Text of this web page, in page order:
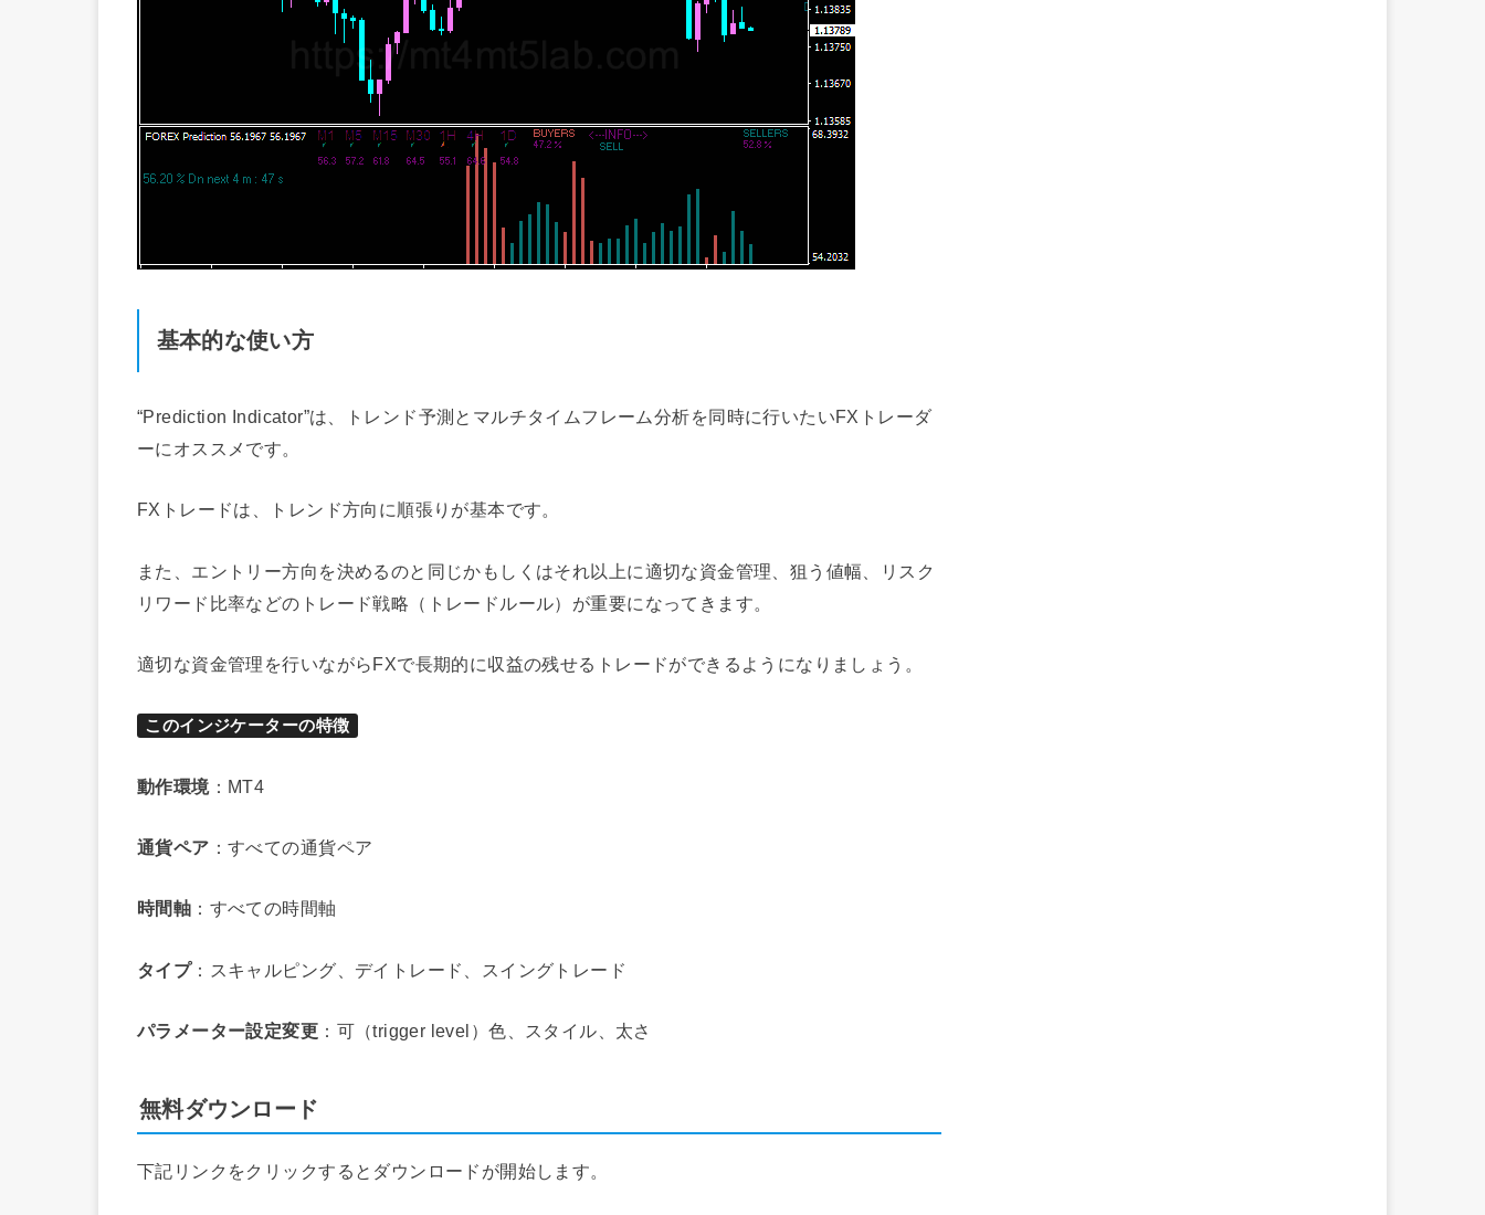
基本的な使い方
“Prediction Indicator”は、トレンド予測とマルチタイムフレーム分析を同時に行いたいFXトレーダ
ーにオススメです。
FXトレードは、トレンド方向に順張りが基本です。
また、エントリー方向を決めるのと同じかもしくはそれ以上に適切な資金管理、狙う値幅、リスク
リワード比率などのトレード戦略（トレードルール）が重要になってきます。
適切な資金管理を行いながらFXで長期的に収益の残せるトレードができるようになりましょう。
このインジケーターの特徴
動作環境：MT4
通貨ペア ：すべての通貨ペア
時間軸 ：すべての時間軸
タイプ：スキャルピング、デイトレード、スイングトレード
パラメーター設定変更 ：可（trigger level）色、スタイル、太さ
無料ダウンロード
下記リンクをクリックするとダウンロードが開始します。